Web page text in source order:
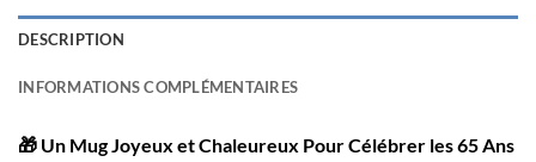
DESCRIPTION
INFORMATIONS COMPLÉMENTAIRES
🎁 Un Mug Joyeux et Chaleureux Pour Célébrer les 65 Ans